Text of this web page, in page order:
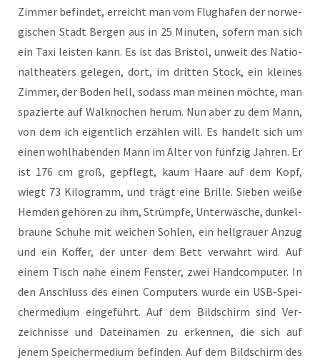
Zim­mer befin­det, erreicht man vom Flug­ha­fen der nor­we­
gi­schen Stadt Ber­gen aus in 25 Minu­ten, sofern man sich
ein Taxi leis­ten kann. Es ist das Bris­tol, unweit des Natio­
nal­thea­ters gele­gen, dort, im drit­ten Stock, ein klei­nes
Zim­mer, der Boden hell, sodass man mei­nen möch­te, man
spa­zier­te auf Wal­kno­chen her­um. Nun aber zu dem Mann,
von dem ich eigent­lich erzäh­len will. Es han­delt sich um
einen wohl­ha­ben­den Mann im Alter von fünf­zig Jah­ren. Er
ist 176 cm groß, gepflegt, kaum Haa­re auf dem Kopf,
wiegt 73 Kilo­gramm, und trägt eine Bril­le. Sie­ben wei­ße
Hem­den gehö­ren zu ihm, Strümp­fe, Unter­wä­sche, dun­kel­
brau­ne Schu­he mit wei­chen Soh­len, ein hell­grau­er Anzug
und ein Kof­fer, der unter dem Bett ver­wahrt wird. Auf
einem Tisch nahe einem Fens­ter, zwei Hand­com­pu­ter. In
den Anschluss des einen Com­pu­ters wur­de ein USB-Spei­
cher­me­di­um ein­ge­führt. Auf dem Bild­schirm sind Ver­
zeich­nis­se und Datei­na­men zu erken­nen, die sich auf
jenem Spei­cher­me­di­um befin­den. Auf dem Bild­schirm des